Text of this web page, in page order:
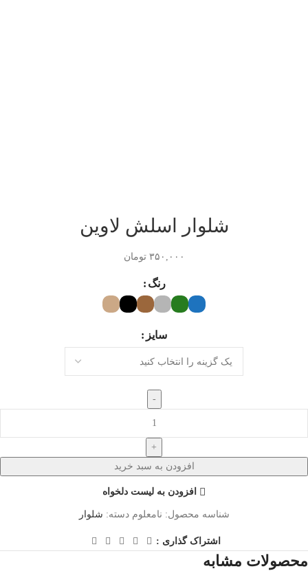
شلوار اسلش لاوین
۳۵۰,۰۰۰ تومان
رنگ
سایز
افزودن به سبد خرید
افزودن به لیست دلخواه
شناسه محصول: نامعلومدسته: شلوار
اشتراک گذاری :
محصولات مشابه